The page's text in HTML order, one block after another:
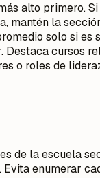
alto primero.
mantén la
solo si es
Destaca cursos
o roles de
de la escuela
enumerar